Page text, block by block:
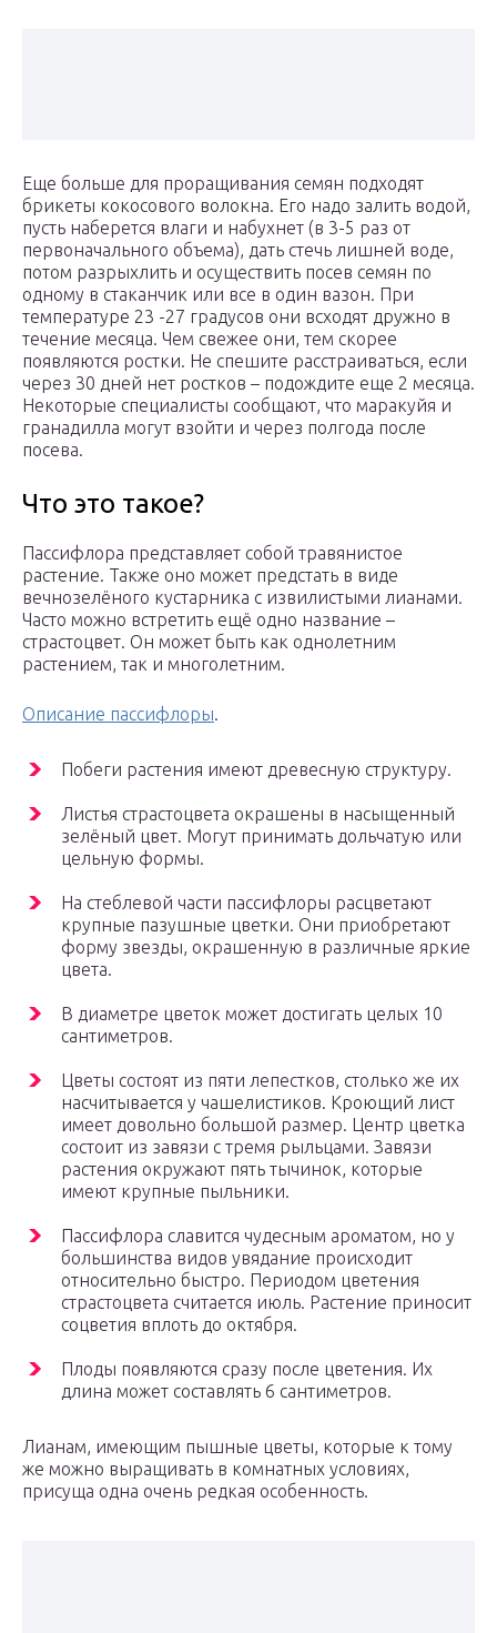
Еще больше для проращивания семян подходят
брикеты кокосового волокна. Его надо залить водой,
пусть наберется влаги и набухнет (в 3-5 раз от
первоначального объема), дать стечь лишней воде,
потом разрыхлить и осуществить посев семян по
одному в стаканчик или все в один вазон. При
температуре 23 -27 градусов они всходят дружно в
течение месяца. Чем свежее они, тем скорее
появляются ростки. Не спешите расстраиваться, если
через 30 дней нет ростков – подождите еще 2 месяца.
Некоторые специалисты сообщают, что маракуйя и
гранадилла могут взойти и через полгода после
посева.
Что это такое?
Пассифлора представляет собой травянистое
растение. Также оно может предстать в виде
вечнозелёного кустарника с извилистыми лианами.
Часто можно встретить ещё одно название –
страстоцвет. Он может быть как однолетним
растением, так и многолетним.
Описание пассифлоры.
Побеги растения имеют древесную структуру.
Листья страстоцвета окрашены в насыщенный
зелёный цвет. Могут принимать дольчатую или
цельную формы.
На стеблевой части пассифлоры расцветают
крупные пазушные цветки. Они приобретают
форму звезды, окрашенную в различные яркие
цвета.
В диаметре цветок может достигать целых 10
сантиметров.
Цветы состоят из пяти лепестков, столько же их
насчитывается у чашелистиков. Кроющий лист
имеет довольно большой размер. Центр цветка
состоит из завязи с тремя рыльцами. Завязи
растения окружают пять тычинок, которые
имеют крупные пыльники.
Пассифлора славится чудесным ароматом, но у
большинства видов увядание происходит
относительно быстро. Периодом цветения
страстоцвета считается июль. Растение приносит
соцветия вплоть до октября.
Плоды появляются сразу после цветения. Их
длина может составлять 6 сантиметров.
Лианам, имеющим пышные цветы, которые к тому
же можно выращивать в комнатных условиях,
присуща одна очень редкая особенность.